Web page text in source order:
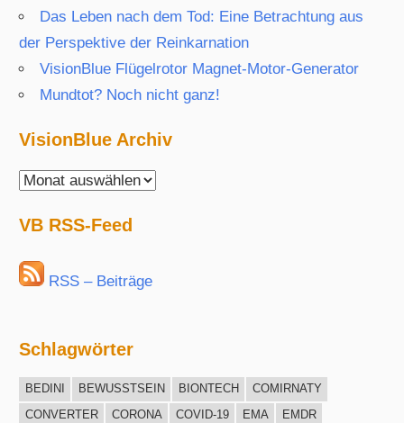
Das Leben nach dem Tod: Eine Betrachtung aus
der Perspektive der Reinkarnation
VisionBlue Flügelrotor Magnet-Motor-Generator
Mundtot? Noch nicht ganz!
VisionBlue Archiv
VisionBlue
VB RSS-Feed
RSS – Beiträge
Schlagwörter
BEDINI BEWUSSTSEIN BIONTECH
COMIRNATY
CONVERTER
CORONA COVID-19 EMA
EMDR